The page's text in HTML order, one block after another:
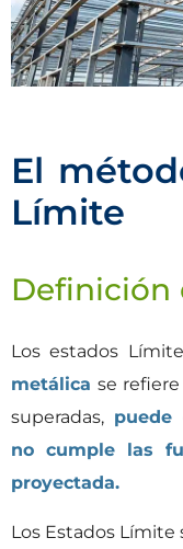
El
Límite
Definición
Los estados
metálica se
superadas, puede
no cumple las
proyectada.
Los Estados Límite